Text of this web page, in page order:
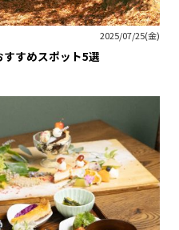
2025/07/25(金)
すすめスポット5選